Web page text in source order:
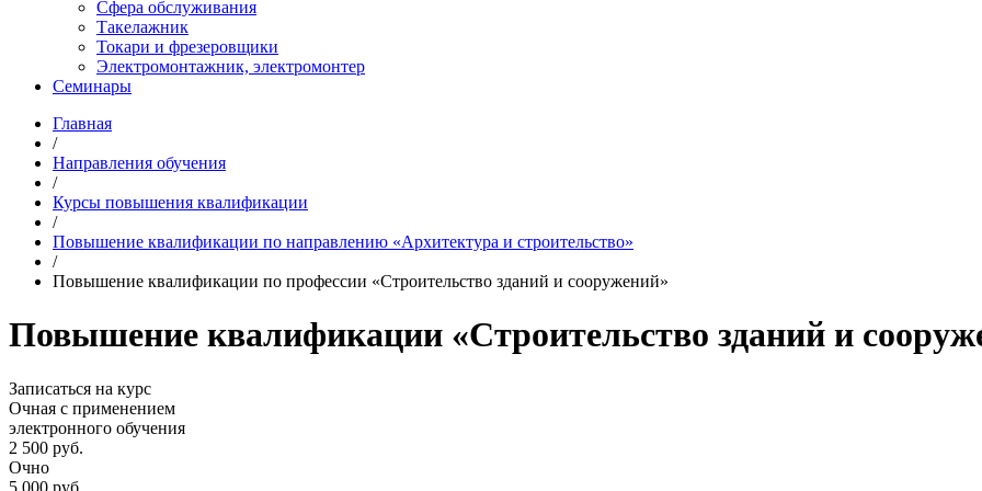
Сфера обслуживания
Такелажник
Токари и фрезеровщики
Электромонтажник, электромонтер
Семинары
Главная
/
Направления обучения
/
Курсы повышения квалификации
/
Повышение квалификации по направлению «Архитектура и строительство»
/
Повышение квалификации по профессии «Строительство зданий и сооружений»
Повышение квалификации «Строительство зданий и
Записаться на курс
Очная с применением
электронного обучения
2 500 руб.
Очно
5 000 руб.